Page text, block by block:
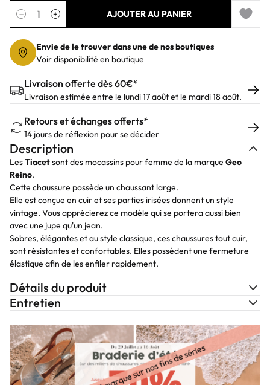
Quantité
− + AJOUTER AU PANIER
Add to
Envie de le trouver dans une de nos boutiques
Voir disponibilité en boutique
Livraison offerte dès 60€*
Livraison estimée entre le lundi 17 août et le mardi 18 août.
Retours et échanges offerts*
14 jours de réflexion pour se décider
Description
LesTiacetsont des mocassins pour femme de la marque Geo
Reino.
Cette chaussure possède un chaussant large.
Elle est conçue en cuir et ses parties irisées donnent un style
vintage. Vous apprécierez ce modèle qui se portera aussi bien
avec une jupe qu'un jean.
Sobres, élégantes et au style classique, ces chaussures tout cuir,
sont résistantes et confortables. Elles possèdent une fermeture
élastique afin de les enfiler rapidement.
Détails du produit
Entretien